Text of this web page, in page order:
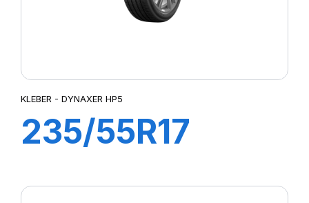
KLEBER - DYNAXER HP5
235/55R17